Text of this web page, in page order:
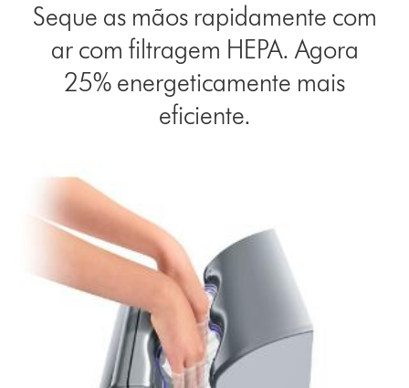
Seque as mãos rapidamente com
ar com filtragem HEPA. Agora
25% energeticamente mais
eficiente.